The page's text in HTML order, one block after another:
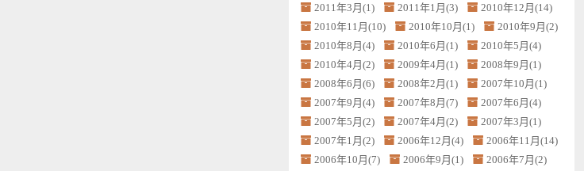
2011年3月(1)
2011年1月(3)
2010年12月(14)
2010年11月(10)
2010年10月(1)
2010年9月(2)
2010年8月(4)
2010年6月(1)
2010年5月(4)
2010年4月(2)
2009年4月(1)
2008年9月(1)
2008年6月(6)
2008年2月(1)
2007年10月(1)
2007年9月(4)
2007年8月(7)
2007年6月(4)
2007年5月(2)
2007年4月(2)
2007年3月(1)
2007年1月(2)
2006年12月(4)
2006年11月(14)
2006年10月(7)
2006年9月(1)
2006年7月(2)